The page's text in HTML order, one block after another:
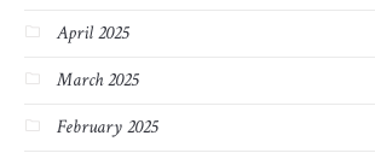
April 2025
March 2025
February 2025